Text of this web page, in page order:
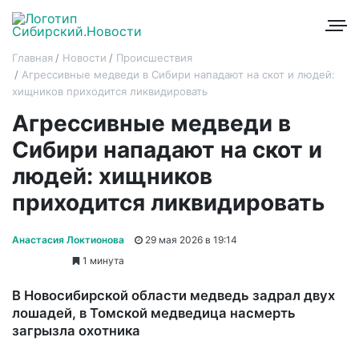
Главная Новости
Происшествия
Агрессивные медведи в Сибири нападают на скот и людей:
хищников приходится ликвидировать
Агрессивные медведи в
Сибири нападают на скот и
людей: хищников
приходится ликвидировать
Анастасия Локтионова
29 мая 2026 в 19:14
1 минута
В Новосибирской области медведь задрал двух
лошадей, в Томской медведица насмерть
загрызла охотника